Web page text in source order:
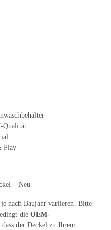
Qualität
Play
– Neu
nach Baujahr variieren. Bitte
die OEM-
der Deckel zu Ihrem